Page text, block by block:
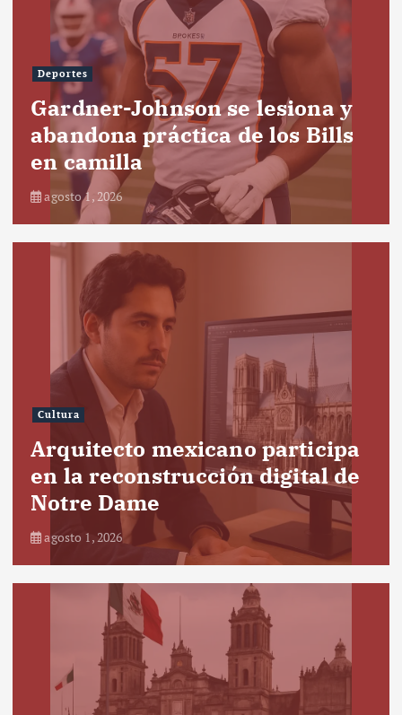
Deportes
Gardner-Johnson se lesiona y
abandona práctica de los Bills
en camilla
agosto 1, 2026
Cultura
Arquitecto mexicano participa
en la reconstrucción digital de
Notre Dame
agosto 1, 2026